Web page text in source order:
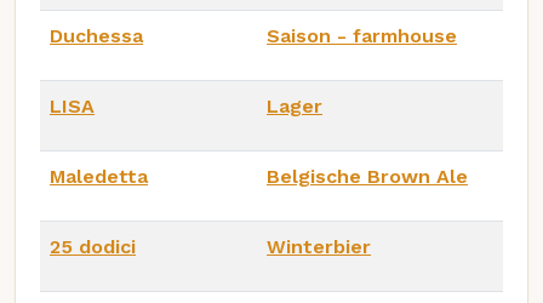
Duchessa Saison - farmhouse
LISA Lager
Maledetta Belgische Brown Ale
25 dodici Winterbier